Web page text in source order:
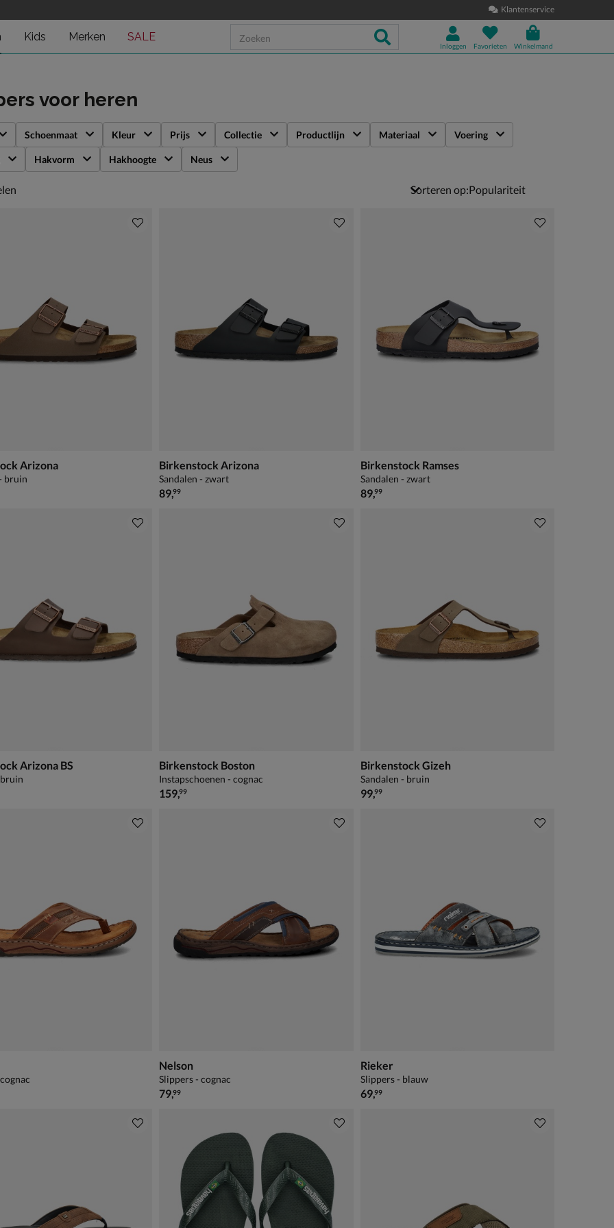
Klantenservice
Kids Merken SALE
Inloggen Favorieten Winkelmand
voor heren
Schoenmaat Kleur Prijs Collectie Productlijn Materiaal Voering
Hakvorm Hakhoogte Neus
Sorteren op:
Arizona
bruin
Birkenstock Arizona
Sandalen - zwart
€ 89,99
89,99
Birkenstock Ramses
Sandalen - zwart
€ 89,99
89,99
Arizona BS Birkenstock Boston
Instapschoenen - cognac
€ 159,99
159,99
Birkenstock Gizeh
Sandalen - bruin
€ 99,99
99,99
Nelson
Slippers - cognac
€ 79,99
79,99
Rieker
Slippers - blauw
€ 69,99
69,99